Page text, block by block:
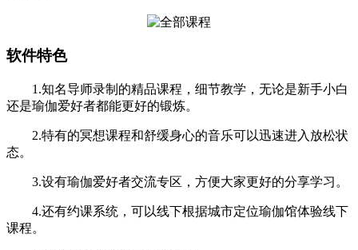
软件特色
1.知名导师录制的精品课程，细节教学，无论是新手小白
还是瑜伽爱好者都能更好的锻炼。
2.特有的冥想课程和舒缓身心的音乐可以迅速进入放松状
态。
3.设有瑜伽爱好者交流专区，方便大家更好的分享学习。
4.还有约课系统，可以线下根据城市定位瑜伽馆体验线下
课程。